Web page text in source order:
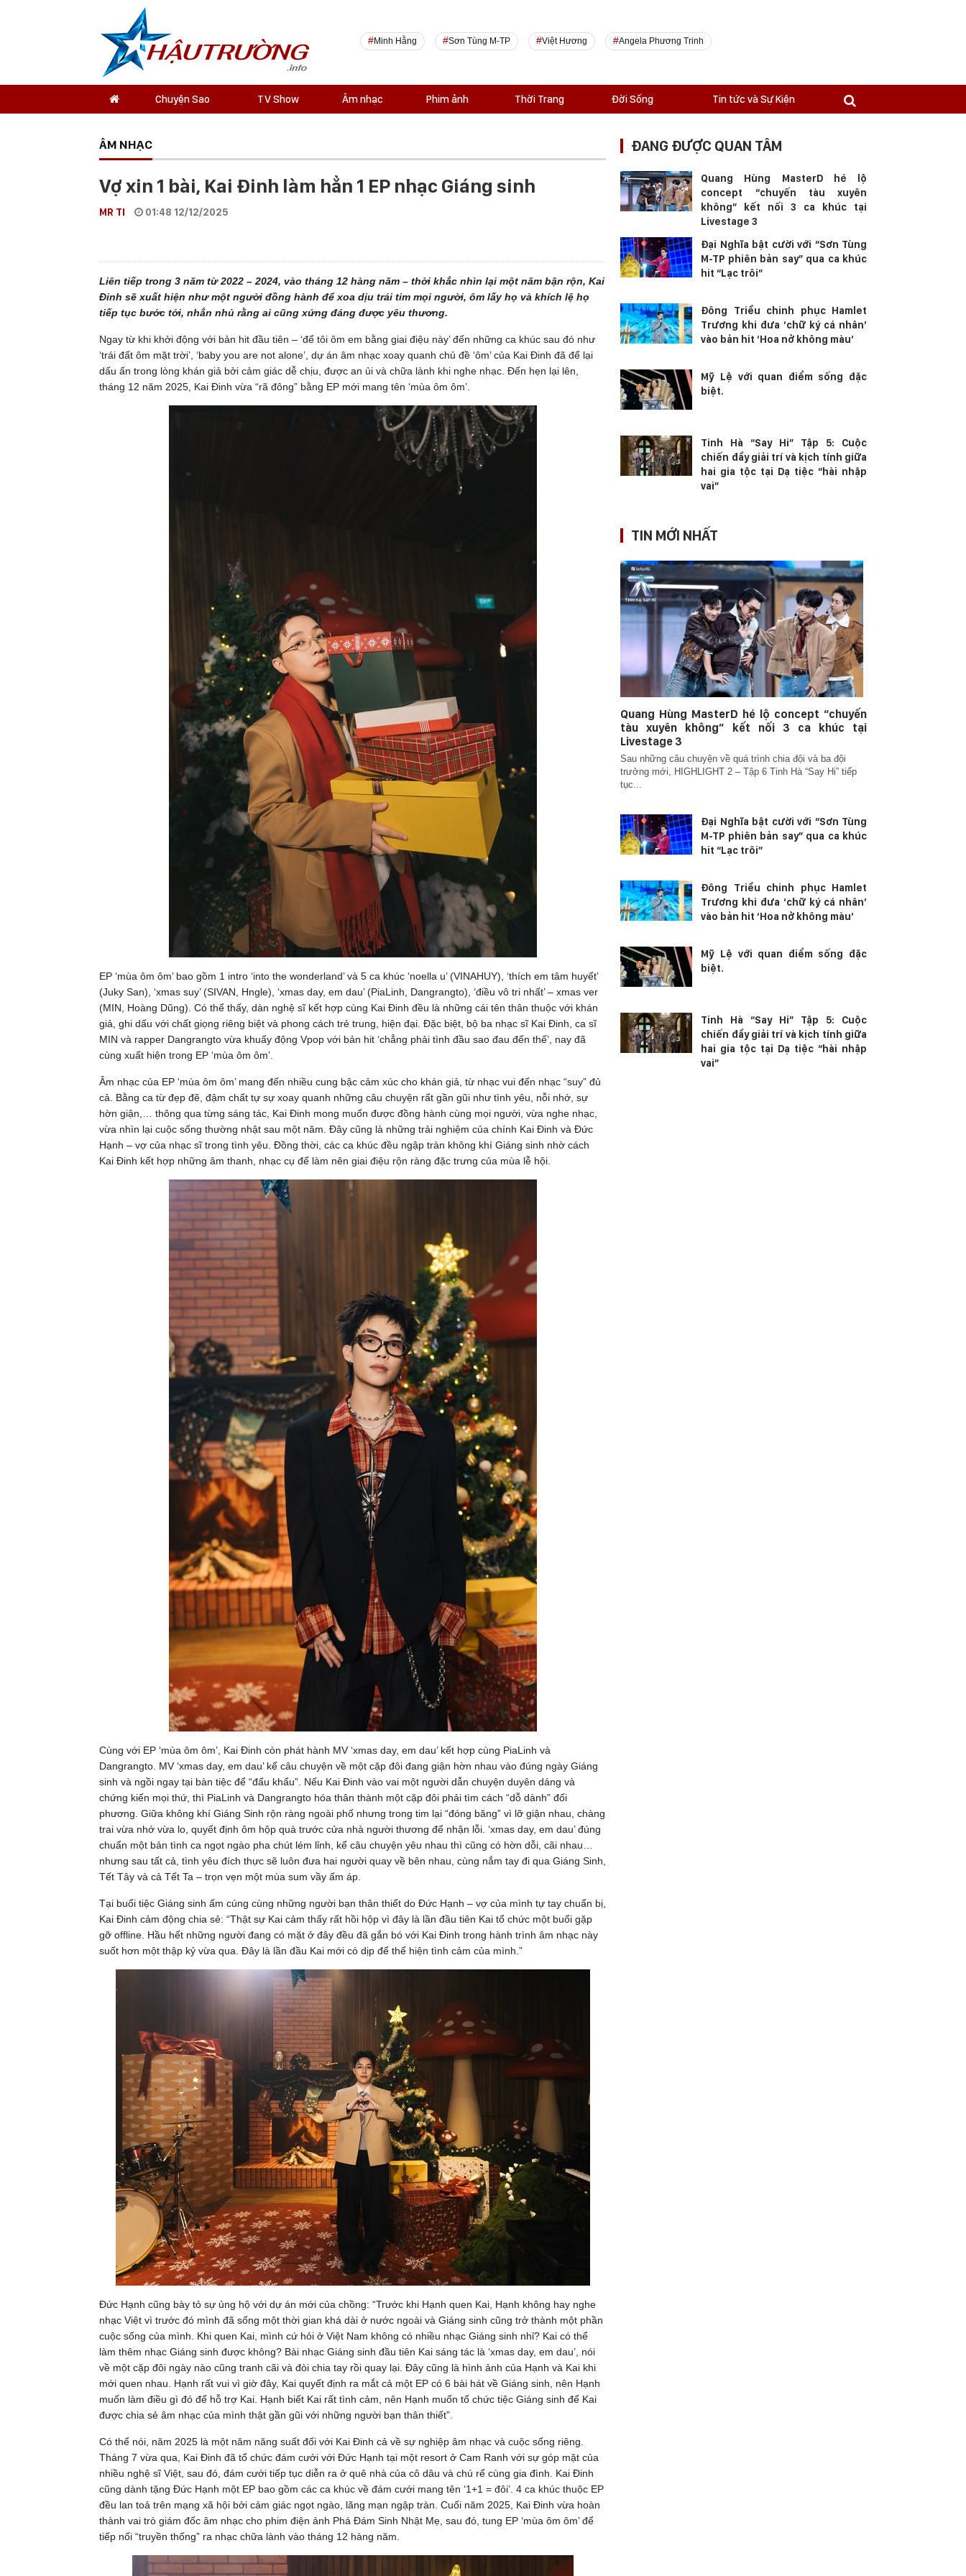
Minh Hằng Sơn Tùng M-TP Việt Hương Angela Phương Trinh
Chuyện Sao TV Show Âm nhạc Phim ảnh Thời Trang Đời Sống Tin tức và Sự Kiện
ÂM NHẠC
Vợ xin 1 bài, Kai Đinh làm hẳn 1 EP nhạc Giáng sinh
MR TI 01:48 12/12/2025
Liên tiếp trong 3 năm từ 2022 – 2024, vào tháng 12 hàng năm – thời khắc nhìn lại một năm bận rộn, Kai
Đinh sẽ xuất hiện như một người đồng hành để xoa dịu trái tim mọi người, ôm lấy họ và khích lệ họ
tiếp tục bước tới, nhắn nhủ rằng ai cũng xứng đáng được yêu thương.
Ngay từ khi khởi động với bản hit đầu tiên – ‘để tôi ôm em bằng giai điệu này’ đến những ca khúc sau đó như
‘trái đất ôm mặt trời’, ‘baby you are not alone’, dự án âm nhạc xoay quanh chủ đề ‘ôm’ của Kai Đinh đã để lại
dấu ấn trong lòng khán giả bởi cảm giác dễ chịu, được an ủi và chữa lành khi nghe nhạc. Đến hẹn lại lên,
tháng 12 năm 2025, Kai Đinh vừa “rã đông” bằng EP mới mang tên ‘mùa ôm ôm’.
EP ‘mùa ôm ôm’ bao gồm 1 intro ‘into the wonderland’ và 5 ca khúc ‘noella u’ (VINAHUY), ‘thích em tâm huyết’
(Juky San), ‘xmas suy’ (SIVAN, Hngle), ‘xmas day, em dau’ (PiaLinh, Dangrangto), ‘điều vô tri nhất’ – xmas ver
(MIN, Hoàng Dũng). Có thể thấy, dàn nghệ sĩ kết hợp cùng Kai Đinh đều là những cái tên thân thuộc với khán
giả, ghi dấu với chất giọng riêng biệt và phong cách trẻ trung, hiện đại. Đặc biệt, bộ ba nhạc sĩ Kai Đinh, ca sĩ
MIN và rapper Dangrangto vừa khuấy động Vpop với bản hit ‘chẳng phải tình đầu sao đau đến thế’, nay đã
cùng xuất hiện trong EP ‘mùa ôm ôm’.
Âm nhạc của EP ‘mùa ôm ôm’ mang đến nhiều cung bậc cảm xúc cho khán giả, từ nhạc vui đến nhạc “suy” đủ
cả. Bằng ca từ đẹp đẽ, đậm chất tự sự xoay quanh những câu chuyện rất gần gũi như tình yêu, nỗi nhớ, sự
hờn giận,… thông qua từng sáng tác, Kai Đinh mong muốn được đồng hành cùng mọi người, vừa nghe nhạc,
vừa nhìn lại cuộc sống thường nhật sau một năm. Đây cũng là những trải nghiệm của chính Kai Đinh và Đức
Hạnh – vợ của nhạc sĩ trong tình yêu. Đồng thời, các ca khúc đều ngập tràn không khí Giáng sinh nhờ cách
Kai Đinh kết hợp những âm thanh, nhạc cụ để làm nên giai điệu rộn ràng đặc trưng của mùa lễ hội.
Cùng với EP ‘mùa ôm ôm’, Kai Đinh còn phát hành MV ‘xmas day, em dau’ kết hợp cùng PiaLinh và
Dangrangto. MV ‘xmas day, em dau’ kể câu chuyện về một cặp đôi đang giận hờn nhau vào đúng ngày Giáng
sinh và ngồi ngay tại bàn tiệc để “đấu khẩu”. Nếu Kai Đinh vào vai một người dẫn chuyện duyên dáng và
chứng kiến mọi thứ, thì PiaLinh và Dangrangto hóa thân thành một cặp đôi phải tìm cách “dỗ dành” đối
phương. Giữa không khí Giáng Sinh rộn ràng ngoài phố nhưng trong tim lại “đóng băng” vì lỡ giận nhau, chàng
trai vừa nhớ vừa lo, quyết định ôm hộp quà trước cửa nhà người thương để nhận lỗi. ‘xmas day, em dau’ đúng
chuẩn một bản tình ca ngọt ngào pha chút lém lỉnh, kể câu chuyện yêu nhau thì cũng có hờn dỗi, cãi nhau…
nhưng sau tất cả, tình yêu đích thực sẽ luôn đưa hai người quay về bên nhau, cùng nắm tay đi qua Giáng Sinh,
Tết Tây và cả Tết Ta – trọn vẹn một mùa sum vầy ấm áp.
Tại buổi tiệc Giáng sinh ấm cúng cùng những người bạn thân thiết do Đức Hạnh – vợ của mình tự tay chuẩn bị,
Kai Đinh cảm động chia sẻ: “Thật sự Kai cảm thấy rất hồi hộp vì đây là lần đầu tiên Kai tổ chức một buổi gặp
gỡ offline. Hầu hết những người đang có mặt ở đây đều đã gắn bó với Kai Đinh trong hành trình âm nhạc này
suốt hơn một thập kỷ vừa qua. Đây là lần đầu Kai mới có dịp để thể hiện tình cảm của mình.”
Đức Hạnh cũng bày tỏ sự ủng hộ với dự án mới của chồng: “Trước khi Hạnh quen Kai, Hạnh không hay nghe
nhạc Việt vì trước đó mình đã sống một thời gian khá dài ở nước ngoài và Giáng sinh cũng trở thành một phần
cuộc sống của mình. Khi quen Kai, mình cứ hỏi ở Việt Nam không có nhiều nhạc Giáng sinh nhỉ? Kai có thể
làm thêm nhạc Giáng sinh được không? Bài nhạc Giáng sinh đầu tiên Kai sáng tác là ‘xmas day, em dau’, nói
về một cặp đôi ngày nào cũng tranh cãi và đòi chia tay rồi quay lại. Đây cũng là hình ảnh của Hạnh và Kai khi
mới quen nhau. Hạnh rất vui vì giờ đây, Kai quyết định ra mắt cả một EP có 6 bài hát về Giáng sinh, nên Hạnh
muốn làm điều gì đó để hỗ trợ Kai. Hạnh biết Kai rất tình cảm, nên Hạnh muốn tổ chức tiệc Giáng sinh để Kai
được chia sẻ âm nhạc của mình thật gần gũi với những người bạn thân thiết”.
Có thể nói, năm 2025 là một năm năng suất đối với Kai Đinh cả về sự nghiệp âm nhạc và cuộc sống riêng.
Tháng 7 vừa qua, Kai Đinh đã tổ chức đám cưới với Đức Hạnh tại một resort ở Cam Ranh với sự góp mặt của
nhiều nghệ sĩ Việt, sau đó, đám cưới tiếp tục diễn ra ở quê nhà của cô dâu và chú rể cùng gia đình. Kai Đinh
cũng dành tặng Đức Hạnh một EP bao gồm các ca khúc về đám cưới mang tên ‘1+1 = đôi’. 4 ca khúc thuộc EP
đều lan toả trên mạng xã hội bởi cảm giác ngọt ngào, lãng mạn ngập tràn. Cuối năm 2025, Kai Đinh vừa hoàn
thành vai trò giám đốc âm nhạc cho phim điện ảnh Phá Đám Sinh Nhật Mẹ, sau đó, tung EP ‘mùa ôm ôm’ để
tiếp nối “truyền thống” ra nhạc chữa lành vào tháng 12 hàng năm.
ĐANG ĐƯỢC QUAN TÂM
Quang Hùng MasterD hé lộ
concept “chuyến tàu xuyên
không” kết nối 3 ca khúc tại
Livestage 3
Đại Nghĩa bật cười với “Sơn Tùng
M-TP phiên bản say” qua ca khúc
hit “Lạc trôi”
Đông Triều chinh phục Hamlet
Trương khi đưa ‘chữ ký cá nhân’
vào bản hit ‘Hoa nở không màu’
Mỹ Lệ với quan điểm sống đặc
biệt.
Tinh Hà “Say Hi” Tập 5: Cuộc
chiến đầy giải trí và kịch tính giữa
hai gia tộc tại Dạ tiệc “hài nhập
vai”
TIN MỚI NHẤT
Quang Hùng MasterD hé lộ concept “chuyến
tàu xuyên không” kết nối 3 ca khúc tại
Livestage 3
Sau những câu chuyện về quá trình chia đội và ba đội
trưởng mới, HIGHLIGHT 2 – Tập 6 Tinh Hà “Say Hi” tiếp
tục...
Đại Nghĩa bật cười với “Sơn Tùng
M-TP phiên bản say” qua ca khúc
hit “Lạc trôi”
Đông Triều chinh phục Hamlet
Trương khi đưa ‘chữ ký cá nhân’
vào bản hit ‘Hoa nở không màu’
Mỹ Lệ với quan điểm sống đặc
biệt.
Tinh Hà “Say Hi” Tập 5: Cuộc
chiến đầy giải trí và kịch tính giữa
hai gia tộc tại Dạ tiệc “hài nhập
vai”